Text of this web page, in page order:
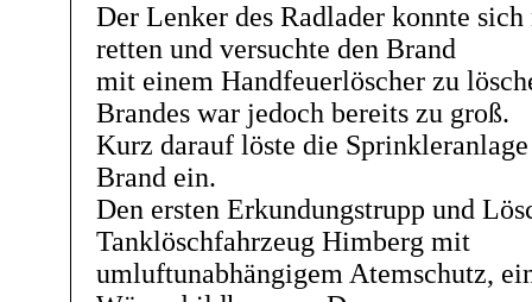
Der Lenker des Radlader konnte
retten und versuchte den Brand
mit einem Handfeuerlöscher zu
Brandes war jedoch bereits zu groß.
Kurz darauf löste die
Brand ein.
Den ersten Erkundungstrupp und
Tanklöschfahrzeug Himberg mit
umluftunabhängigem Atemschutz,